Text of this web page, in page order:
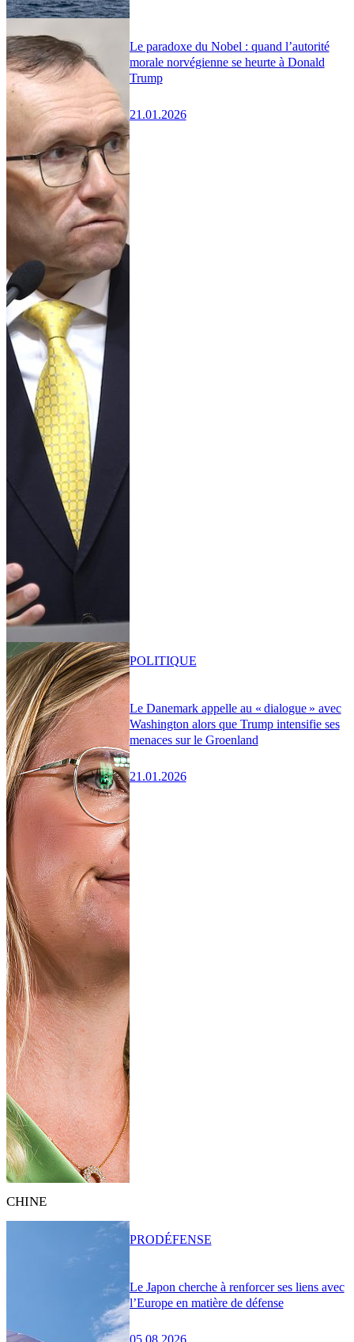
Le paradoxe du Nobel : quand l’autorité
morale norvégienne se heurte à Donald
Trump
21.01.2026
Le Danemark appelle au « dialogue » avec
Washington alors que Trump intensifie ses
menaces sur le Groenland
21.01.2026
POLITIQUE
CHINE
Le Japon cherche à renforcer ses liens avec
l’Europe en matière de défense
PRODÉFENSE